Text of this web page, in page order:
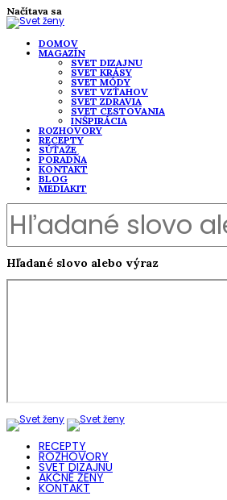
Načítava sa
DOMOV
MAGAZÍN
SVET DIZAJNU
SVET KRÁSY
SVET MÓDY
SVET VZŤAHOV
SVET ZDRAVIA
SVET CESTOVANIA
INŠPIRÁCIA
ROZHOVORY
RECEPTY
SÚŤAŽE
PORADŇA
KONTAKT
BLOG
MEDIAKIT
Hľadané slovo alebo výraz
RECEPTY
ROZHOVORY
SVET DIZAJNU
AKČNÉ ŽENY
KONTAKT